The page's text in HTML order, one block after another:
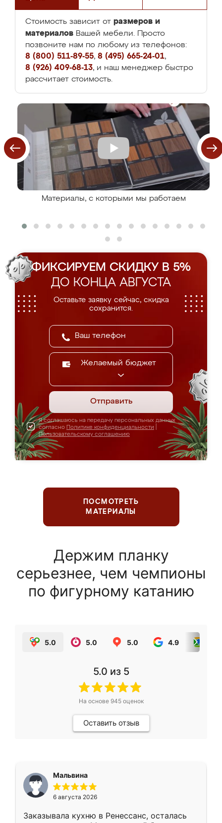
Стоимость зависит от размеров и
материалов Вашей мебели. Просто
позвоните нам по любому из телефонов:
8 (800) 511-89-55, 8 (495) 665-24-01,
8 (926) 409-68-13, и наш менеджер быстро
рассчитает стоимость.
Материалы, с которыми мы работаем
ФИКСИРУЕМ СКИДКУ В 5%
ДО КОНЦА АВГУСТА
Оставьте заявку сейчас, скидка
сохранится.
Желаемый бюджет
Отправить
Я соглашаюсь на передачу персональных данных
согласно Политике конфиденциальности
Пользовательскому соглашению
ПОСМОТРЕТЬ
МАТЕРИАЛЫ
Держим планку
серьезнее, чем чемпионы
по фигурному катанию
5.0 5.0 5.0 4.9
5.0 из 5
На основе 945оценок
Оставить отзыв
Мальвина
6 августа 2026
Заказывала кухню в Ренессанс, осталась